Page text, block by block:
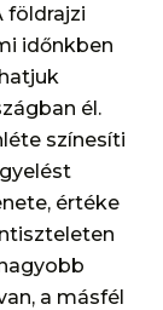
földrajzi
időnkben
él.
színesíti
értéke
a másfél